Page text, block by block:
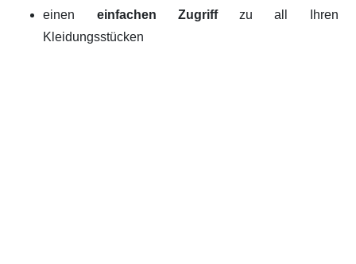
einen einfachen Zugriffzu all Ihren
Kleidungsstücken